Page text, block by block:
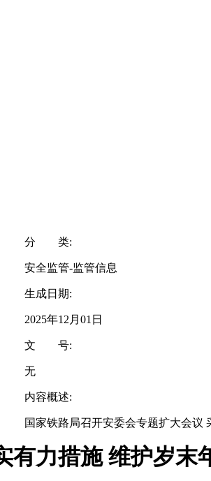
分 类:
安全监管-监管信息
生成日期:
2025年12月01日
文 号:
无
内容概述:
国家铁路局召开安委会专题扩大会议
有力措施 维护岁末